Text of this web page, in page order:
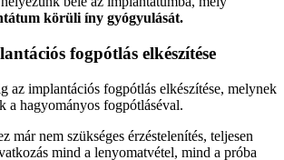
körüli íny gyógyulását.
fogpótlás elkészítése
az implantációs fogpótlás elkészítése, melynek
a hagyományos fogpótláséval.
már nem szükséges érzéstelenítés, teljesen
mind a lenyomatvétel, mind a próba